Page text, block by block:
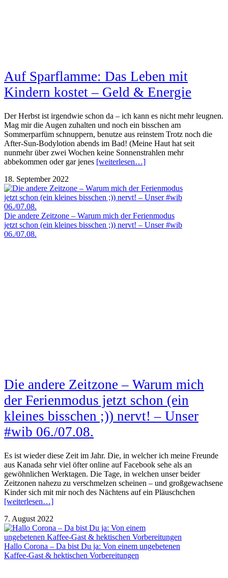
Auf Sparflamme: Das Leben mit
Kindern kostet – Geld & Energie
Der Herbst ist irgendwie schon da – ich kann es nicht mehr leugnen.
Mag mir die Augen zuhalten und noch ein bisschen am
Sommerparfüm schnuppern, benutze aus reinstem Trotz noch die
After-Sun-Bodylotion abends im Bad! (Meine Haut hat seit
nunmehr über zwei Wochen keine Sonnenstrahlen mehr
abbekommen oder gar jenes [weiterlesen…]
18. September 2022
Die andere Zeitzone – Warum mich der Ferienmodus
jetzt schon (ein kleines bisschen ;)) nervt! – Unser #wib
06./07.08.
Die andere Zeitzone – Warum mich
der Ferienmodus jetzt schon (ein
kleines bisschen ;)) nervt! – Unser
#wib 06./07.08.
Es ist wieder diese Zeit im Jahr. Die, in welcher ich meine Freunde
aus Kanada sehr viel öfter online auf Facebook sehe als an
gewöhnlichen Werktagen. Die Tage, in welchen unser beider
Zeitzonen nahezu zu verschmelzen scheinen – und großgewachsene
Kinder sich mit mir noch des Nächtens auf ein Pläuschchen
[weiterlesen…]
7. August 2022
Hallo Corona – Da bist Du ja: Von einem ungebetenen
Kaffee-Gast & hektischen Vorbereitungen